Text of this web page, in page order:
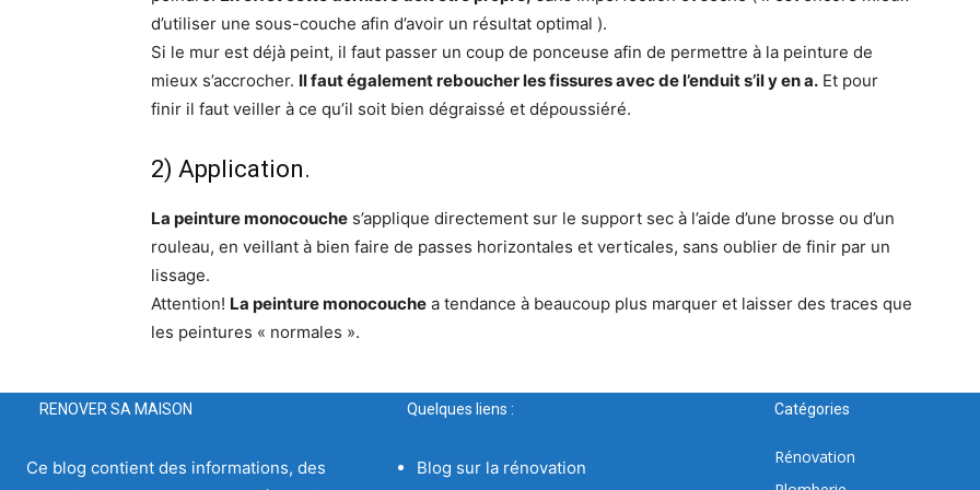
d’utiliser une sous-couche afin d’avoir un résultat optimal ).
Si le mur est déjà peint, il faut passer un coup de ponceuse afin de permettre à la peinture de
mieux s’accrocher. Il faut également reboucher les fissures avec de l’enduit s’il y en a. Et pour
finir il faut veiller à ce qu’il soit bien dégraissé et dépoussiéré.
2) Application.
La peinture monocouche s’applique directement sur le support sec à l’aide d’une brosse ou d’un
rouleau, en veillant à bien faire de passes horizontales et verticales, sans oublier de finir par un
lissage.
Attention! La peinture monocouche a tendance à beaucoup plus marquer et laisser des traces que
les peintures « normales ».
RENOVER SA MAISON
Ce blog contient des informations, des
Quelques liens :
Blog sur la rénovation
Catégories
Rénovation